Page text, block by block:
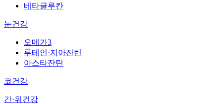
베타글루칸
눈건강
오메가3
루테인·지아잔틴
아스타잔틴
코건강
간·위건강